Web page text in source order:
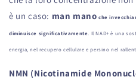
è un caso: man mano che
diminuisce significativamente. Il NAD+ è una
energia, nel recupero cellulare e persino nel
NMN (Nicotinamide